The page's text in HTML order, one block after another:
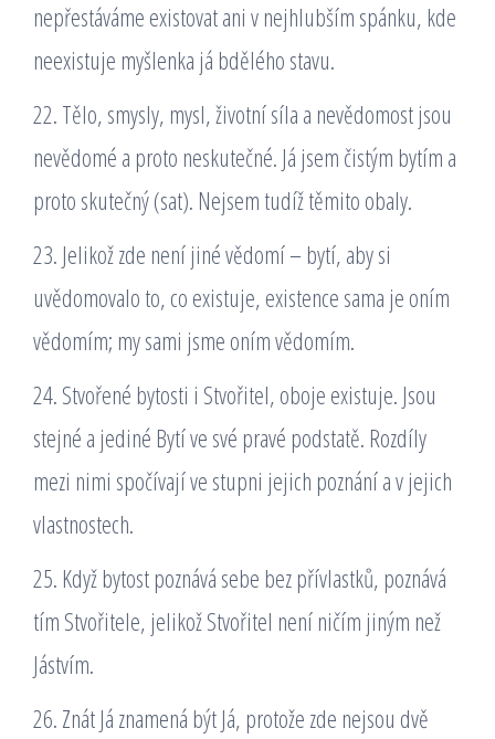
nepřestáváme existovat ani v nejhlubším spánku, kde
neexistuje myšlenka já bdělého stavu.
22. Tělo, smysly, mysl, životní síla a nevědomost jsou
nevědomé a proto neskutečné. Já jsem čistým bytím a
proto skutečný (sat). Nejsem tudíž těmito obaly.
23. Jelikož zde není jiné vědomí – bytí, aby si
uvědomovalo to, co existuje, existence sama je oním
vědomím; my sami jsme oním vědomím.
24. Stvořené bytosti i Stvořitel, oboje existuje. Jsou
stejné a jediné Bytí ve své pravé podstatě. Rozdíly
mezi nimi spočívají ve stupni jejich poznání a v jejich
vlastnostech.
25. Když bytost poznává sebe bez přívlastků, poznává
tím Stvořitele, jelikož Stvořitel není ničím jiným než
Jástvím.
26. Znát Já znamená být Já, protože zde nejsou dvě